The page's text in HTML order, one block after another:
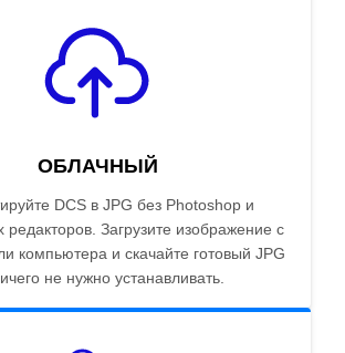
ОБЛАЧНЫЙ
DCS в JPG без Photoshop и
редакторов. Загрузите изображение с
компьютера и скачайте готовый JPG
не нужно устанавливать.